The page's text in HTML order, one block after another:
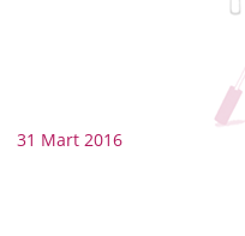
31 Mart 2016